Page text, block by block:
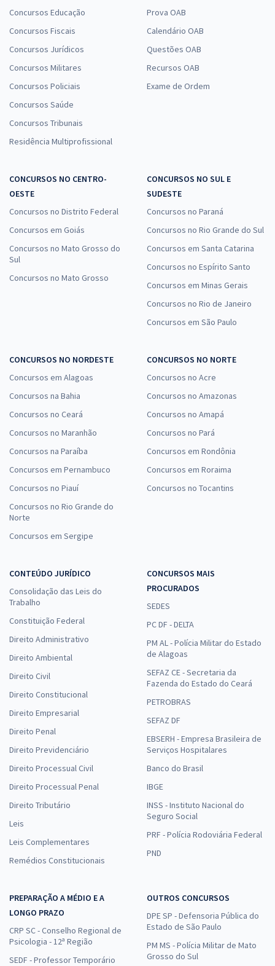
Concursos Educação
Concursos Fiscais
Concursos Jurídicos
Concursos Militares
Concursos Policiais
Concursos Saúde
Concursos Tribunais
Residência Multiprofissional
Prova OAB
Calendário OAB
Questões OAB
Recursos OAB
Exame de Ordem
CONCURSOS NO CENTRO-
OESTE
Concursos no Distrito Federal
Concursos em Goiás
Concursos no Mato Grosso do
Sul
Concursos no Mato Grosso
CONCURSOS NO SUL E
SUDESTE
Concursos no Paraná
Concursos no Rio Grande do Sul
Concursos em Santa Catarina
Concursos no Espírito Santo
Concursos em Minas Gerais
Concursos no Rio de Janeiro
Concursos em São Paulo
CONCURSOS NO NORDESTE
Concursos em Alagoas
Concursos na Bahia
Concursos no Ceará
Concursos no Maranhão
Concursos na Paraíba
Concursos em Pernambuco
Concursos no Piauí
Concursos no Rio Grande do
Norte
Concursos em Sergipe
CONCURSOS NO NORTE
Concursos no Acre
Concursos no Amazonas
Concursos no Amapá
Concursos no Pará
Concursos em Rondônia
Concursos em Roraima
Concursos no Tocantins
CONTEÚDO JURÍDICO
Consolidação das Leis do
Trabalho
Constituição Federal
Direito Administrativo
Direito Ambiental
Direito Civil
Direito Constitucional
Direito Empresarial
Direito Penal
Direito Previdenciário
Direito Processual Civil
Direito Processual Penal
Direito Tributário
Leis
Leis Complementares
Remédios Constitucionais
CONCURSOS MAIS
PROCURADOS
SEDES
PC DF - DELTA
PM AL - Polícia Militar do Estado
de Alagoas
SEFAZ CE - Secretaria da
Fazenda do Estado do Ceará
PETROBRAS
SEFAZ DF
EBSERH - Empresa Brasileira de
Serviços Hospitalares
Banco do Brasil
IBGE
INSS - Instituto Nacional do
Seguro Social
PRF - Polícia Rodoviária Federal
PND
PREPARAÇÃO A MÉDIO E A
LONGO PRAZO
CRP SC - Conselho Regional de
Psicologia - 12ª Região
SEDF - Professor Temporário
OUTROS CONCURSOS
DPE SP - Defensoria Pública do
Estado de São Paulo
PM MS - Polícia Militar de Mato
Grosso do Sul